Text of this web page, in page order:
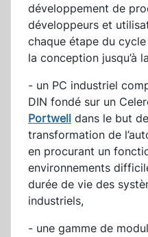
développement de
développeurs et
chaque étape du
la conception jusqu’à
- un PC industriel
DIN fondé sur un
Portwell dans le but
transformation de
en procurant un
environnements
durée de vie des
industriels,
- une gamme de